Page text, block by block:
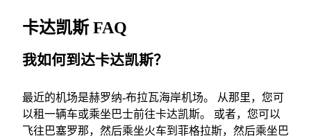
卡达凯斯 FAQ
我如何到达卡达凯斯？
最近的机场是赫罗纳-布拉瓦海岸机场。 从那里，您可
以租一辆车或乘坐巴士前往卡达凯斯。 或者，您可以
飞往巴塞罗那，然后乘坐火车到菲格拉斯，然后乘坐巴